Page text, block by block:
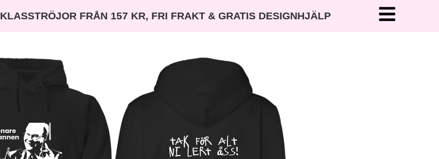
KLASSTRÖJOR FRÅN 157 KR, FRI FRAKT & GRATIS DESIGNHJÄLP